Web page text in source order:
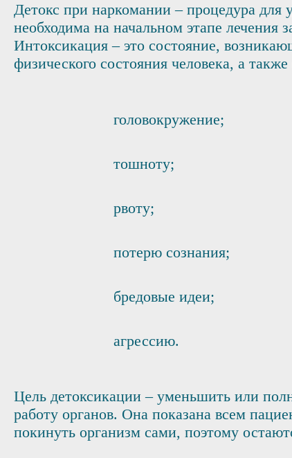
Детокс при наркомании – процедура для
необходима на начальном этапе лечения
Интоксикация – это состояние,
физического состояния человека, а
головокружение;
тошноту;
рвоту;
потерю сознания;
бредовые идеи;
агрессию.
Цель детоксикации – уменьшить или
работу органов. Она показана всем
покинуть организм сами, поэтому